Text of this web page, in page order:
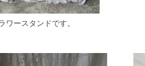
ースタンドです。